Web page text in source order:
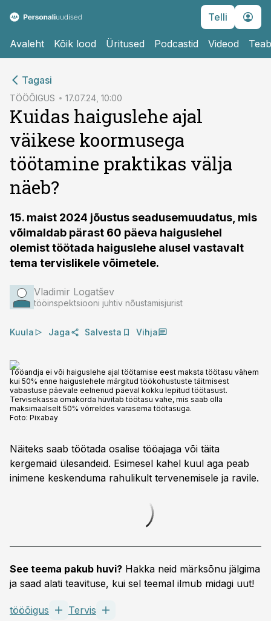
Telli
Avaleht Kõik lood Üritused Podcastid Videod
Tagasi
TÖÖÕIGUS 17.07.24, 10:00
Kuidas haiguslehe ajal
väikese koormusega
töötamine praktikas välja
näeb?
15. maist 2024 jõustus seadusemuudatus, mis
võimaldab pärast 60 päeva haiguslehel
olemist töötada haiguslehe alusel vastavalt
tema tervislikele võimetele.
Vladimir Logatšev
tööinspektsiooni juhtiv nõustamisjurist
Kuula Jaga Salvesta Vihja
Tööandja ei või haiguslehe ajal töötamise eest maksta töötasu vähem
kui 50% enne haiguslehele märgitud töökohustuste täitmisest
vabastuse päevale eelnenud päeval kokku lepitud töötasust.
Tervisekassa omakorda hüvitab töötasu vahe, mis saab olla
maksimaalselt 50% võrreldes varasema töötasuga.
Foto: Pixabay
Näiteks saab töötada osalise tööajaga või täita
kergemaid ülesandeid. Esimesel kahel kuul aga peab
inimene keskenduma rahulikult tervenemisele ja ravile.
See teema pakub huvi? Hakka neid märksõnu jälgima
ja saad alati teavituse, kui sel teemal ilmub midagi uut!
tööõigus Tervis